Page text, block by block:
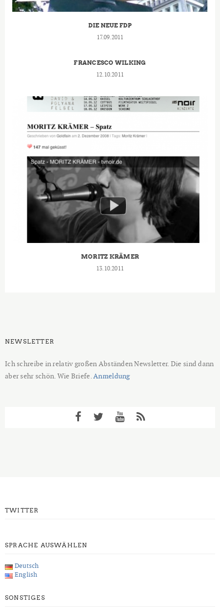
DIE NEUE FDP
17.09.2011
FRANCESCO WILKING
12.10.2011
MORITZ KRÄMER
13.10.2011
NEWSLETTER
Ich schreibe in relativ großen Abständen Newsletter. Die sind dann
aber sehr schön. Wie Briefe. Anmeldung
TWITTER
SPRACHE AUSWÄHLEN
Deutsch
English
SONSTIGES